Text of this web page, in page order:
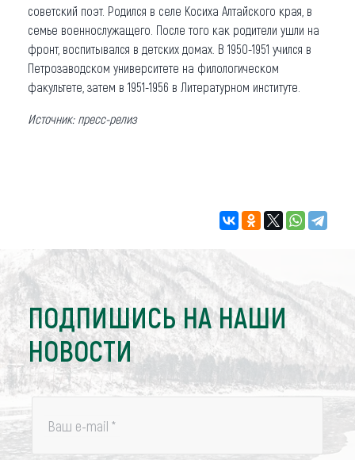
советский поэт. Родился в селе Косиха Алтайского края, в
семье военнослужащего. После того как родители ушли на
фронт, воспитывался в детских домах. В 1950-1951 учился в
Петрозаводском университете на филологическом
факультете, затем в 1951-1956 в Литературном институте.
Источник: пресс-релиз
ПОДПИШИСЬ НА НАШИ
НОВОСТИ
Ваш e-mail *